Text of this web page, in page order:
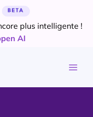
plus intelligente !
AI